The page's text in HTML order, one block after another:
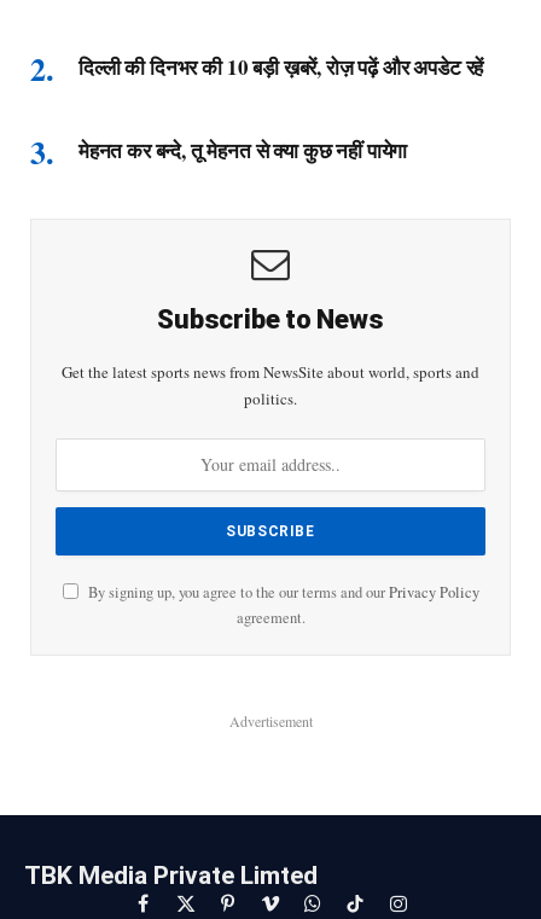
दिल्ली की दिनभर की 10 बड़ी ख़बरें, रोज़ पढ़ें और अपडेट रहें
मेहनत कर बन्दे, तू मेहनत से क्या कुछ नहीं पायेगा
Subscribe to News
Get the latest sports news from NewsSite about world, sports and
politics.
By signing up, you agree to the our terms and ourPrivacy Policy
agreement.
Advertisement
TBK Media Private Limted